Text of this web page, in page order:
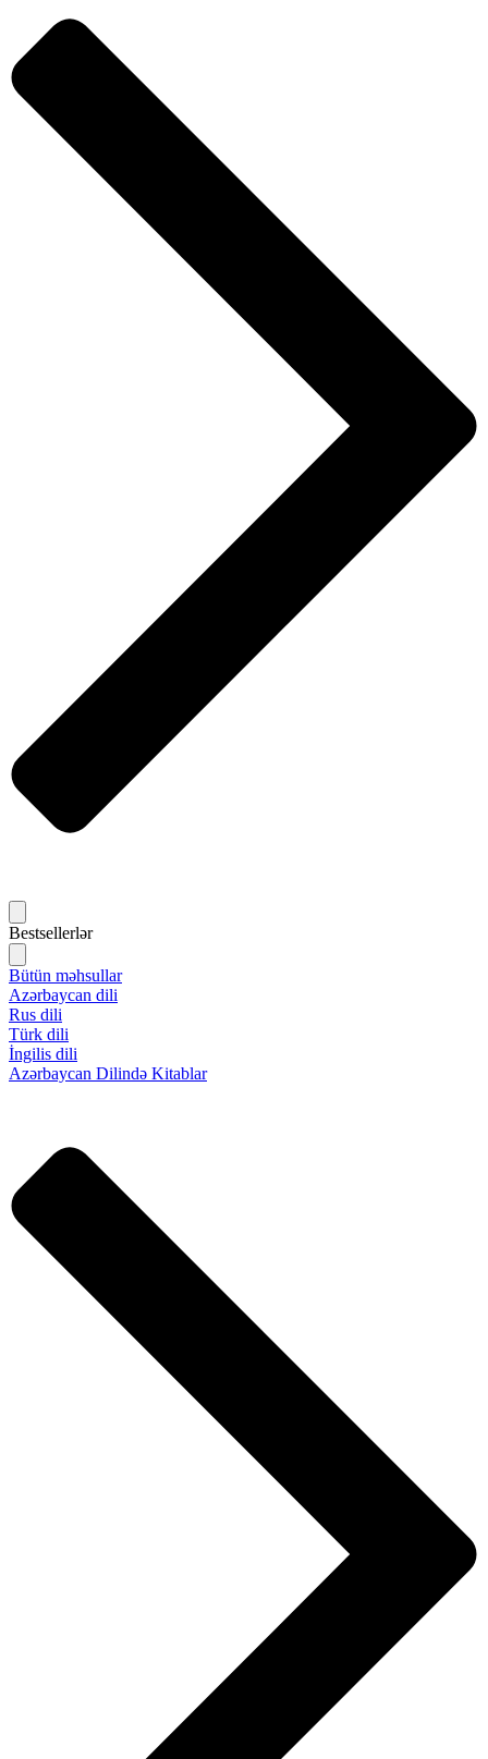
Bestsellerlər
Bütün məhsullar
Azərbaycan dili
Rus dili
Türk dili
İngilis dili
Azərbaycan Dilində Kitablar